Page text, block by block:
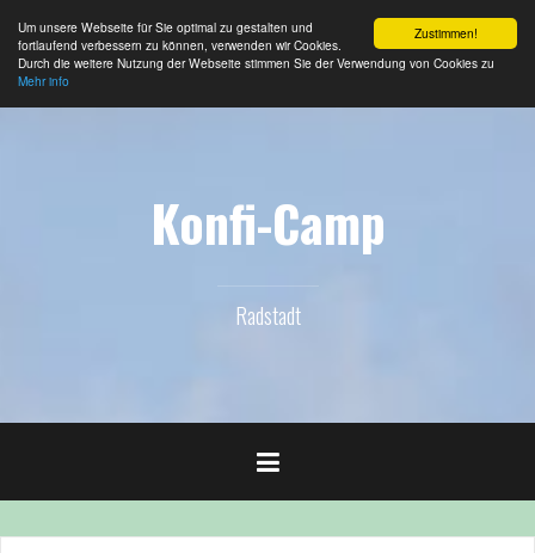
Zustimmen!
Um unsere Webseite für Sie optimal zu gestalten und
fortlaufend verbessern zu können, verwenden wir Cookies.
Durch die weitere Nutzung der Webseite stimmen Sie der Verwendung von Cookies zu
Mehr info
Zum
Konfi-Camp
Radstadt